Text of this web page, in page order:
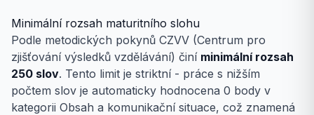
Minimální rozsah maturitního slohu
Podle metodických pokynů CZVV (Centrum pro
zjišťování výsledků vzdělávání) činí minimální rozsah
250 slov. Tento limit je striktní - práce s nižším
počtem slov je automaticky hodnocena 0 body v
kategorii Obsah a komunikační situace, což znamená